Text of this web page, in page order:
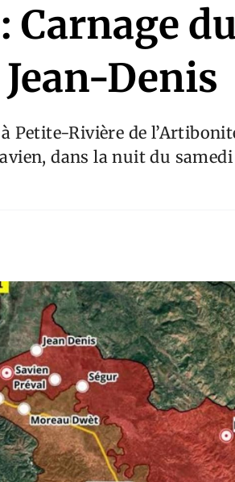
Denis
Petite-Rivière de
dans la nuit du